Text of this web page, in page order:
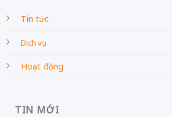
Tin tức
Dịch vụ
Hoạt động
TIN MỚI